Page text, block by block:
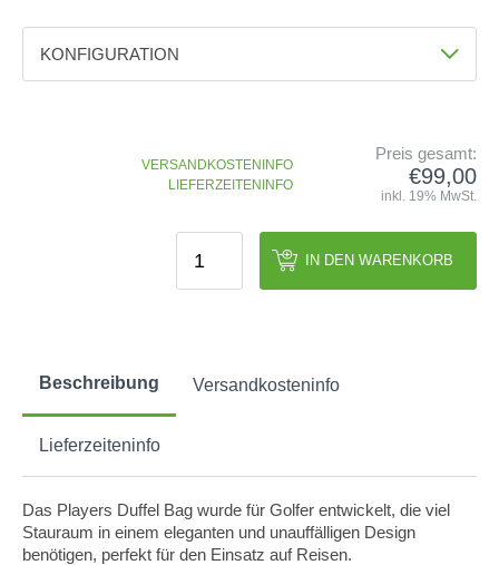
SHAFTS
DEMOSCHLÄGER
TRAININGSHILFEN
BAGS
TROLLIES
KONFIGURATION
VERSANDKOSTENINFO
LIEFERZEITENINFO
Preis gesamt:
€99,00
inkl. 19% MwSt.
IN DEN WARENKORB
Beschreibung Versandkosteninfo
Lieferzeiteninfo
Das Players Duffel Bag wurde für Golfer entwickelt, die viel
Stauraum in einem eleganten und unauffälligen Design
benötigen, perfekt für den Einsatz auf Reisen.